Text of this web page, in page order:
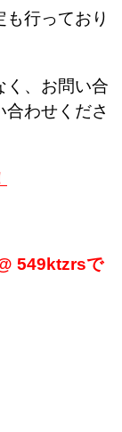
も行っており
く、お問い合
わせくださ
549ktzrsで